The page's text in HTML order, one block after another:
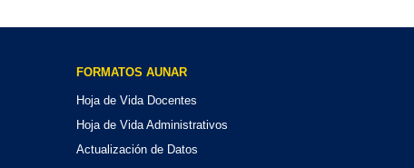
FORMATOS AUNAR
Hoja de Vida Docentes
Hoja de Vida Administrativos
Actualización de Datos